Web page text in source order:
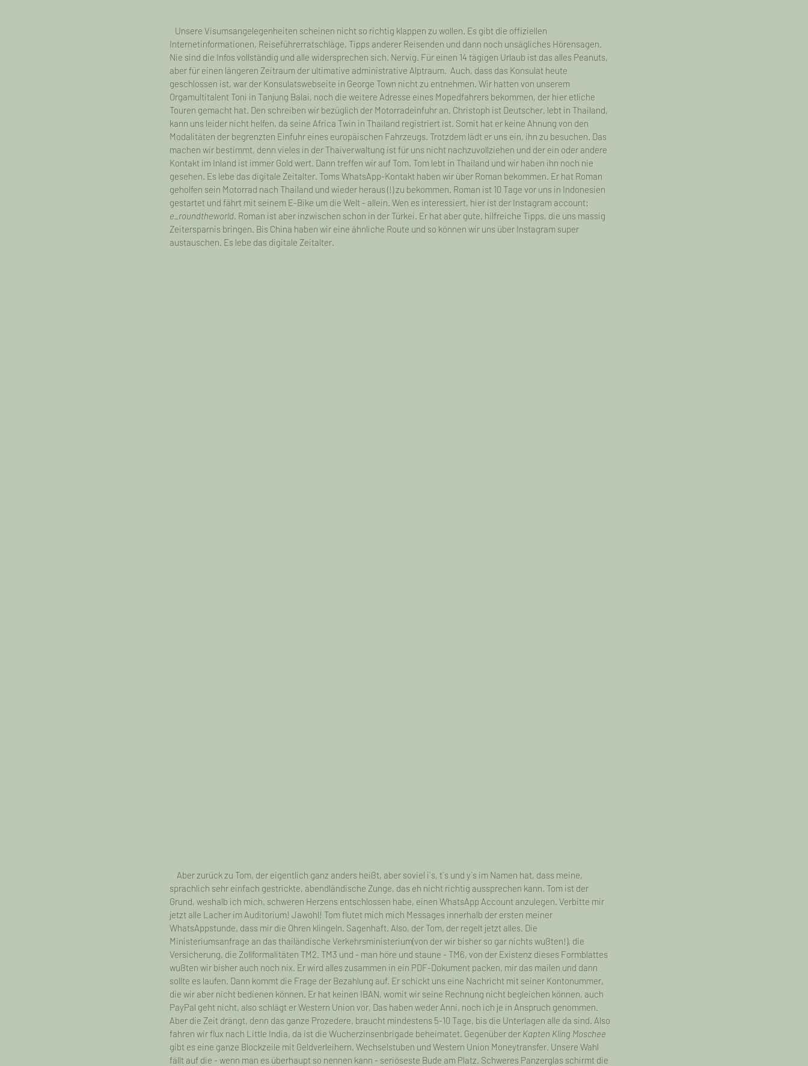
Unsere Visumsangelegenheiten scheinen nicht so richtig klappen zu wollen. Es gibt die offiziellen
Internetinformationen, Reiseführerratschläge, Tipps anderer Reisenden und dann noch unsägliches Hörensagen.
Nie sind die Infos vollständig und alle widersprechen sich. Nervig. Für einen 14 tägigen Urlaub ist das alles Peanuts,
aber für einen längeren Zeitraum der ultimative administrative Alptraum.  Auch, dass das Konsulat heute
geschlossen ist, war der Konsulatswebseite in George Town nicht zu entnehmen. Wir hatten von unserem
Orgamultitalent Toni in Tanjung Balai, noch die weitere Adresse eines Mopedfahrers bekommen, der hier etliche
Touren gemacht hat. Den schreiben wir bezüglich der Motorradeinfuhr an. Christoph ist Deutscher, lebt in Thailand,
kann uns leider nicht helfen, da seine Africa Twin in Thailand registriert ist. Somit hat er keine Ahnung von den
Modalitäten der begrenzten Einfuhr eines europäischen Fahrzeugs. Trotzdem lädt er uns ein, ihn zu besuchen. Das
machen wir bestimmt, denn vieles in der Thaiverwaltung ist für uns nicht nachzuvollziehen und der ein oder andere
Kontakt im Inland ist immer Gold wert. Dann treffen wir auf Tom. Tom lebt in Thailand und wir haben ihn noch nie
gesehen. Es lebe das digitale Zeitalter. Toms WhatsApp-Kontakt haben wir über Roman bekommen. Er hat Roman
geholfen sein Motorrad nach Thailand und wieder heraus (!) zu bekommen. Roman ist 10 Tage vor uns in Indonesien
gestartet und fährt mit seinem E-Bike um die Welt - allein. Wen es interessiert, hier ist der Instagram account:
e_roundtheworld. Roman ist aber inzwischen schon in der Türkei. Er hat aber gute, hilfreiche Tipps, die uns massig
Zeitersparnis bringen. Bis China haben wir eine ähnliche Route und so können wir uns über Instagram super
austauschen. Es lebe das digitale Zeitalter.
Aber zurück zu Tom, der eigentlich ganz anders heißt, aber soviel i´s, t´s und y´s im Namen hat, dass meine,
sprachlich sehr einfach gestrickte, abendländische Zunge, das eh nicht richtig aussprechen kann. Tom ist der
Grund, weshalb ich mich, schweren Herzens entschlossen habe, einen WhatsApp Account anzulegen. Verbitte mir
jetzt alle Lacher im Auditorium! Jawohl! Tom flutet mich mich Messages innerhalb der ersten meiner
WhatsAppstunde, dass mir die Ohren klingeln. Sagenhaft. Also, der Tom, der regelt jetzt alles. Die
Ministeriumsanfrage an das thailändische Verkehrsministerium(von der wir bisher so gar nichts wußten!), die
Versicherung, die Zollformalitäten TM2. TM3 und - man höre und staune - TM6, von der Existenz dieses Formblattes
wußten wir bisher auch noch nix. Er wird alles zusammen in ein PDF-Dokument packen, mir das mailen und dann
sollte es laufen. Dann kommt die Frage der Bezahlung auf. Er schickt uns eine Nachricht mit seiner Kontonummer,
die wir aber nicht bedienen können. Er hat keinen IBAN, womit wir seine Rechnung nicht begleichen können, auch
PayPal geht nicht, also schlägt er Western Union vor, Das haben weder Anni, noch ich je in Anspruch genommen.
Aber die Zeit drängt, denn das ganze Prozedere, braucht mindestens 5-10 Tage, bis die Unterlagen alle da sind. Also
fahren wir flux nach Little India, da ist die Wucherzinsenbrigade beheimatet. Gegenüber der Kapten Kling Moschee
gibt es eine ganze Blockzeile mit Geldverleihern, Wechselstuben und Western Union Moneytransfer. Unsere Wahl
fällt auf die - wenn man es überhaupt so nennen kann - seriöseste Bude am Platz. Schweres Panzerglas schirmt die